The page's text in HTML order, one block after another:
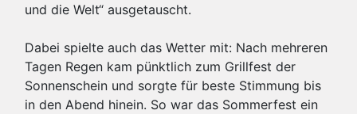
und die Welt“ ausgetauscht.
Dabei spielte auch das Wetter mit: Nach mehreren
Tagen Regen kam pünktlich zum Grillfest der
Sonnenschein und sorgte für beste Stimmung bis
in den Abend hinein. So war das Sommerfest ein